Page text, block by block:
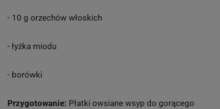
- 10 g orzechów włoskich
- łyżka miodu
- borówki
Przygotowanie: Płatki owsiane wsyp do gorącego